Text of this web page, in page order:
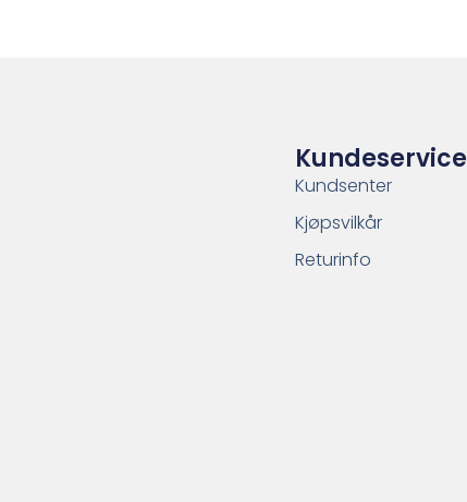
Kundeservice
Kundsenter
Kjøpsvilkår
Returinfo